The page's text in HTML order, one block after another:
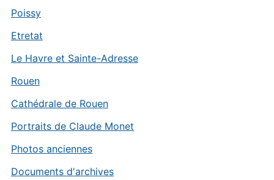
Poissy
Etretat
Le Havre et Sainte-Adresse
Rouen
Cathédrale de Rouen
Portraits de Claude Monet
Photos anciennes
Documents d'archives